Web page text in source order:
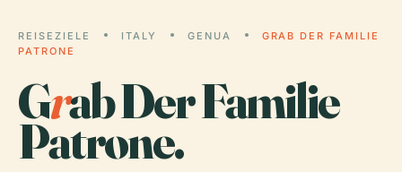
REISEZIELE ITALY GENUA
GRAB DER FAMILIE
PATRONE
Grab Der Familie
Patrone.